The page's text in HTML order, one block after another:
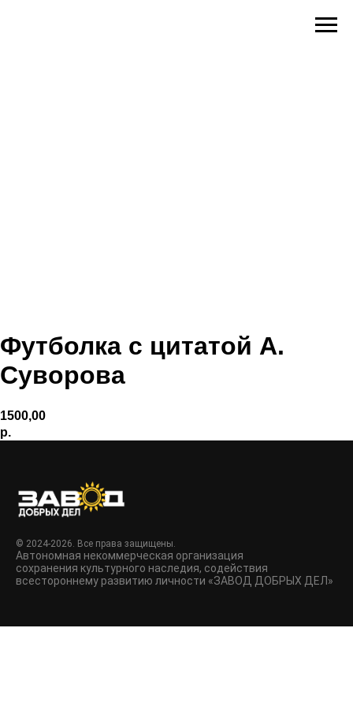
Футболка с цитатой А.
Суворова
1500,00
р.
© 2024-2026. Все права защищены.
Автономная некоммерческая организация
сохранения культурного наследия, содействия
всестороннему развитию личности «ЗАВОД ДОБРЫХ ДЕЛ»